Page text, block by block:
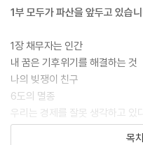
1부 모두가 파산을 앞두고 있습
1장 채무자는 인간
내 꿈은 기후위기를 해결하는 것
나의 빚쟁이 친구
6도의 멸종
우리는 경제를 잘못 생각하고 있
기후위기, 한국에 100억 달러 손
목